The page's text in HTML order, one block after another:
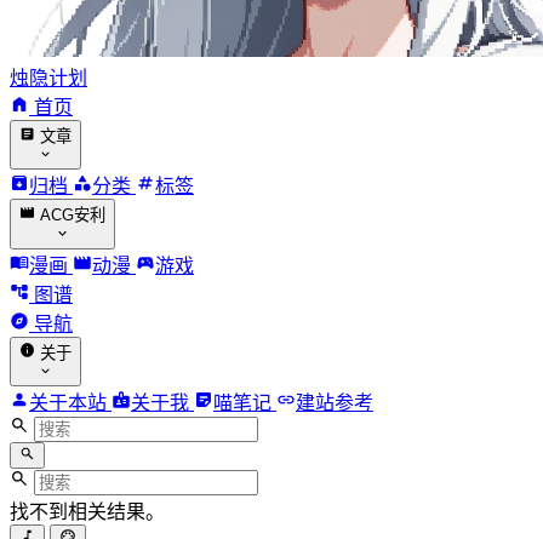
烛隐计划
首页
文章
归档 分类 标签
ACG安利
漫画 动漫
游戏
图谱
导航
关于
关于本站 关于我 喵笔记 建站参考
找不到相关结果。